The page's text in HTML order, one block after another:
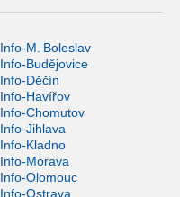
Info-M. Boleslav
Info-Budějovice
Info-Děčín
Info-Havířov
Info-Chomutov
Info-Jihlava
Info-Kladno
Info-Morava
Info-Olomouc
Info-Ostrava